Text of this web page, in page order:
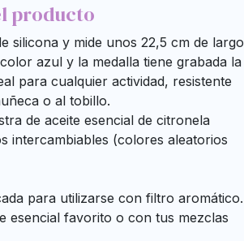
producto
silicona y mide unos 22,5 cm de largo
azul y la medalla tiene grabada la
para cualquier actividad, resistente
o al tobillo.
de aceite esencial de citronela
intercambiables (colores aleatorios
para utilizarse con filtro aromático.
esencial favorito o con tus mezclas